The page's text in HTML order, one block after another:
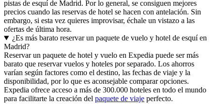
pistas de esquí de Madrid. Por lo general, se consiguen mejores
precios cuando las reservas de hotel se hacen con antelación. Sin
embargo, si esta vez quieres improvisar, échale un vistazo a las
ofertas de última hora.
¿Es más barato reservar un paquete de vuelo y hotel de esquí en
Madrid?
Reservar un paquete de hotel y vuelo en Expedia puede ser más
barato que reservar vuelos y hoteles por separado. Los ahorros
varían según factores como el destino, las fechas de viaje y la
disponibilidad, por lo que es aconsejable comparar opciones.
Expedia ofrece acceso a más de 300.000 hoteles en todo el mundo
para facilitarte la creación del paquete de viaje perfecto.